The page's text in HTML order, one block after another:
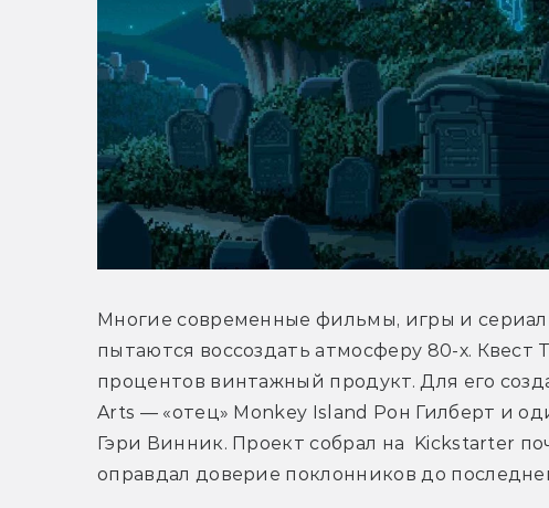
Многие современные фильмы, игры и
пытаются воссоздать атмосферу 80-х. Квест
процентов винтажный продукт. Для его
Arts — «отец» Monkey Island Рон Гилберт и
Гэри Винник. Проект собрал на  Kickstarter
оправдал доверие поклонников до